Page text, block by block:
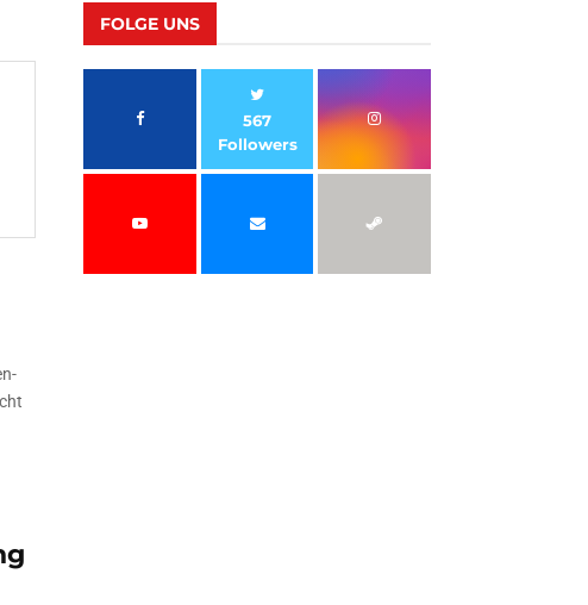
FOLGE UNS
567
Followers